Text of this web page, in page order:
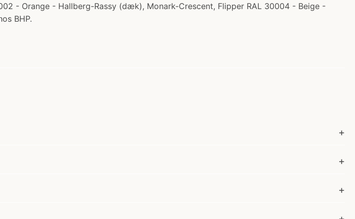
- Orange - Hallberg-Rassy (dæk), Monark-Crescent, Flipper RAL 30004 - Beige -
BHP.